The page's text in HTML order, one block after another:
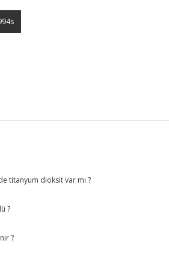
titanyum dioksit var mı ?
?
?